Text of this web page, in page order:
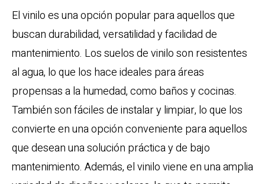
El vinilo es una opción popular para aquellos que
buscan durabilidad, versatilidad y facilidad de
mantenimiento. Los suelos de vinilo son resistentes
al agua, lo que los hace ideales para áreas
propensas a la humedad, como baños y cocinas.
También son fáciles de instalar y limpiar, lo que los
convierte en una opción conveniente para aquellos
que desean una solución práctica y de bajo
mantenimiento. Además, el vinilo viene en una amplia